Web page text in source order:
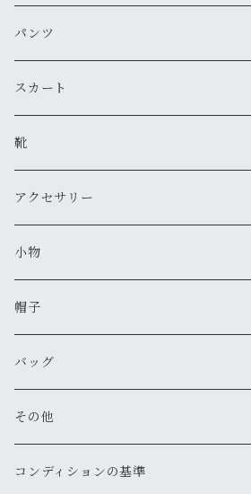
古着
新品
レザージャケット
古着
新品
ミリタリージャケット
古着
新品
ダウンジャケット
古着
新品
スタジアムジャンバー
古着
新品
ワークジャケット
古着
コート
古着
新品
マウンテンパーカー
古着
その他
古着
ナイロンジャケット
ニット・セーター
古着
新品
カーディガン
Tシャツ・カットソー（半袖・袖無し）
古着
新品
Tシャツ・カットソー（長袖・７分）
新品
古着
ポロシャツ
新品
シャツ（半袖）
古着
新品
シャツ（長袖）
古着
パーカー
古着
スウェット
パンツ
デニム・ジーンズ
古着
新品
ワークパンツ
新品
古着
ミリタリー・カーゴパンツ
新品
古着
チノパン
古着
ショートパンツ
古着
新品
オーバーオール
古着
その他
古着
スカート
古着
靴
スニーカー
ブーツ
古着
サンダル
長靴・レインシューズ
その他
アクセサリー
ネックレス
ブレスレット
新品
バングル・リストバンド
ピアス
リング
小物
財布
新品
古着
キーケース
手袋
新品
ベルト
帽子
キャップ
古着
ハット
新品
ニットキャップ・ビーニー
バッグ
ショルダー
新品
トート
その他
コンディションの基準